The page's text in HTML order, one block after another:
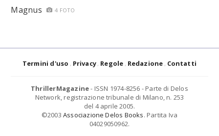
Magnus 4 FOTO
Termini d'uso Privacy Regole Redazione Contatti
ThrillerMagazine- ISSN 1974-8256 - Parte di Delos
Network, registrazione tribunale di Milano, n. 253
del 4 aprile 2005.
©2003 Associazione Delos Books. Partita Iva
04029050962.